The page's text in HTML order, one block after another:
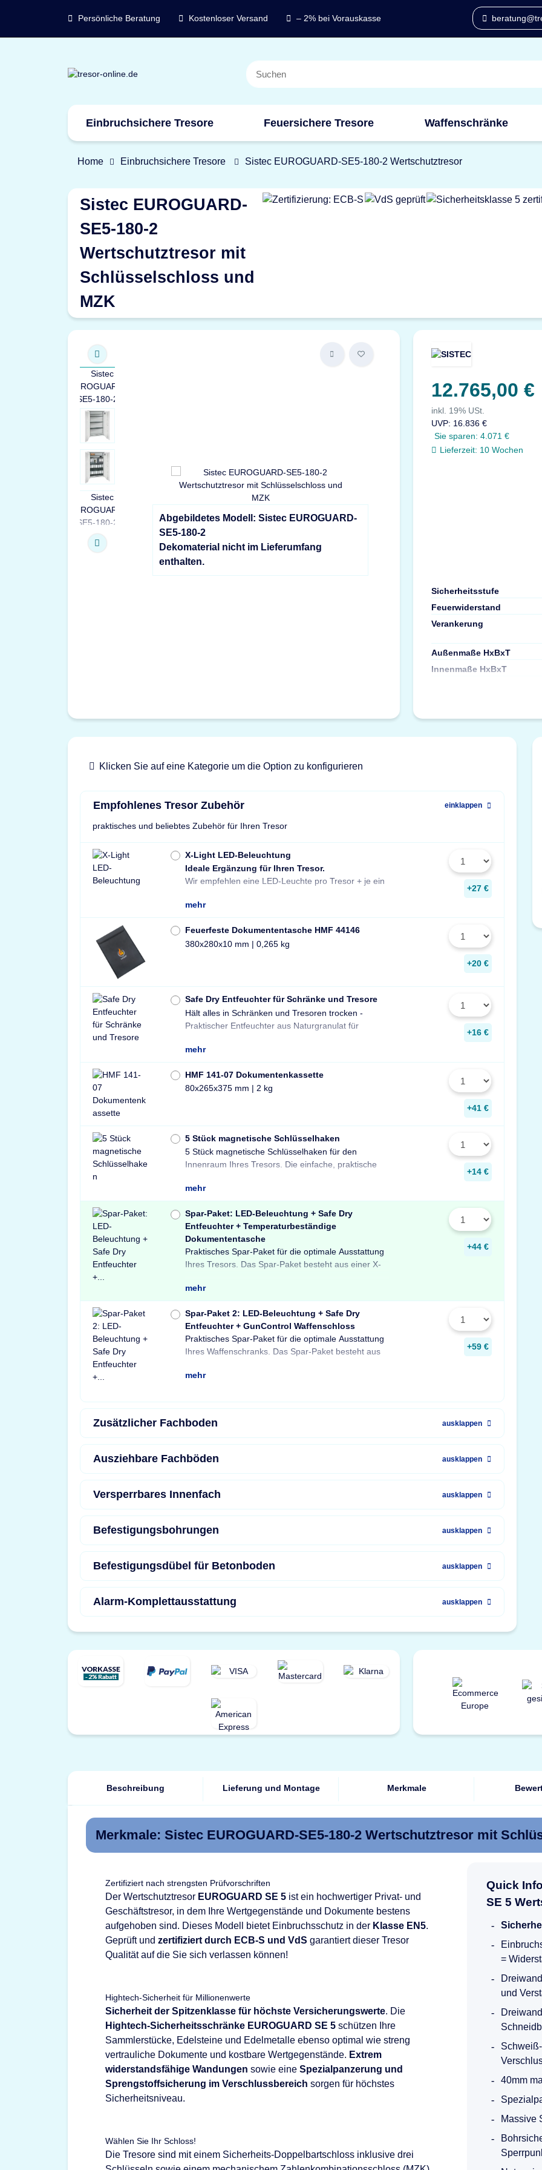
Persönliche Beratung Kostenloser Versand – 2% bei Vorauskasse
Einbruchsichere Tresore Feuersichere Tresore Waffenschränke
Marken
Home Einbruchsichere Tresore Sistec EUROGUARD-SE5-180-2 Wertschutztresor
Sistec EUROGUARD-
SE5-180-2
Wertschutztresor mit
Schlüsselschloss und
MZK
Abgebildetes Modell: Sistec EUROGUARD-
SE5-180-2
Dekomaterial nicht im Lieferumfang
enthalten.
12.765,00 €
inkl. 19% USt.
UVP: 16.836 €
Sie sparen:4.071 €
Lieferzeit: 10 Wochen
Sicherheitsstufe
Feuerwiderstand
Verankerung
Außenmaße HxBxT
Innenmaße HxBxT
Klicken Sie auf eine Kategorie um die Option zu konfigurieren
Empfohlenes Tresor Zubehör einklappen
praktisches und beliebtes Zubehör für Ihren Tresor
X-Light LED-Beleuchtung
Ideale Ergänzung für Ihren Tresor.
Wir empfehlen eine LED-Leuchte pro Tresor + je ein
Stück zusätzlich pro Fachboden.
Maße: 14x190x31 mm
mehr
+27 €
Feuerfeste Dokumententasche HMF 44146
380x280x10 mm | 0,265 kg
+20 €
Safe Dry Entfeuchter für Schränke und Tresore
Hält alles in Schränken und Tresoren trocken -
Praktischer Entfeuchter aus Naturgranulat für
Tresore und Schränke gegen Rost, Schimmel und
mehr
+16 €
HMF 141-07 Dokumentenkassette
80x265x375 mm | 2 kg
+41 €
5 Stück magnetische Schlüsselhaken
5 Stück magnetische Schlüsselhaken für den
Innenraum Ihres Tresors. Die einfache, praktische
und sichere Lösung zur Aufbewahrung von
Schlüsseln in Ihrem Tresor
mehr
+14 €
Spar-Paket: LED-Beleuchtung + Safe Dry
Entfeuchter + Temperaturbeständige
Dokumententasche
Praktisches Spar-Paket für die optimale Ausstattung
Ihres Tresors. Das Spar-Paket besteht aus einer X-
Light LED-Tresorbeleuchtung mit Bewegungssensor,
einem Safe Dry Entfeuchter für Schränke und
Tresore sowie einer temperaturbeständigen
Dokumententasche. Profitieren Sie von dem
mehr
+44 €
Spar-Paket 2: LED-Beleuchtung + Safe Dry
Entfeuchter + GunControl Waffenschloss
Praktisches Spar-Paket für die optimale Ausstattung
Ihres Waffenschranks. Das Spar-Paket besteht aus
einer X-Light LED-Tresorbeleuchtung mit
Bewegungssensor, einem Safe Dry Entfeuchter für
Schränke und Tresore sowie einem GunControl
Waffenschloss. Profitieren Sie von dem
mehr
+59 €
Zusätzlicher Fachboden ausklappen
Ausziehbare Fachböden ausklappen
Versperrbares Innenfach ausklappen
Befestigungsbohrungen ausklappen
Befestigungsdübel für Betonboden ausklappen
Alarm-Komplettausstattung ausklappen
Beschreibung Lieferung und Montage Merkmale
Merkmale: Sistec EUROGUARD-SE5-180-2 Wertschutztresor mit
Zertifiziert nach strengsten Prüfvorschriften
Der Wertschutztresor EUROGUARD SE 5 ist ein hochwertiger Privat- und
Geschäftstresor, in dem Ihre Wertgegenstände und Dokumente bestens
aufgehoben sind. Dieses Modell bietet Einbruchsschutz in der Klasse EN5.
Geprüft und zertifiziert durch ECB-S und VdS garantiert dieser Tresor
Qualität auf die Sie sich verlassen können!
Hightech-Sicherheit für Millionenwerte
Sicherheit der Spitzenklasse für höchste Versicherungswerte. Die
Hightech-Sicherheitsschränke EUROGUARD SE 5 schützen Ihre
Sammlerstücke, Edelsteine und Edelmetalle ebenso optimal wie streng
vertrauliche Dokumente und kostbare Wertgegenstände. Extrem
widerstandsfähige Wandungen sowie eine Spezialpanzerung und
Sprengstoffsicherung im Verschlussbereich sorgen für höchstes
Sicherheitsniveau.
Wählen Sie Ihr Schloss!
Die Tresore sind mit einem Sicherheits-Doppelbartschloss inklusive drei
Quick
SE 5
=
und
40mm
Massive